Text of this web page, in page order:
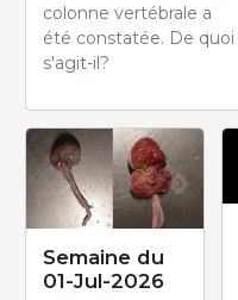
colonne vertébrale a
été constatée. De quoi
s'agit-il?
Semaine du
01-Jul-2026